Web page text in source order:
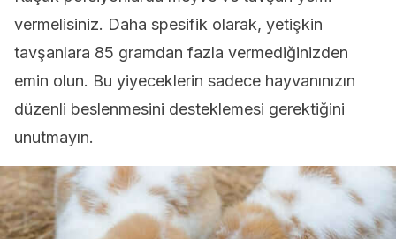
vermelisiniz. Daha spesifik olarak, yetişkin
tavşanlara 85 gramdan fazla vermediğinizden
emin olun. Bu yiyeceklerin sadece hayvanınızın
düzenli beslenmesini desteklemesi gerektiğini
unutmayın.